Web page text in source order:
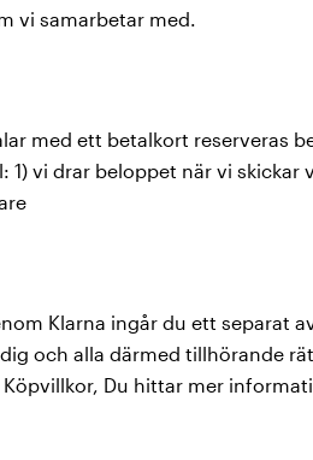
vi samarbetar med.
med ett betalkort reserveras
vi drar beloppet när vi
Klarna ingår du ett separat
och alla därmed tillhörande
Du hittar mer